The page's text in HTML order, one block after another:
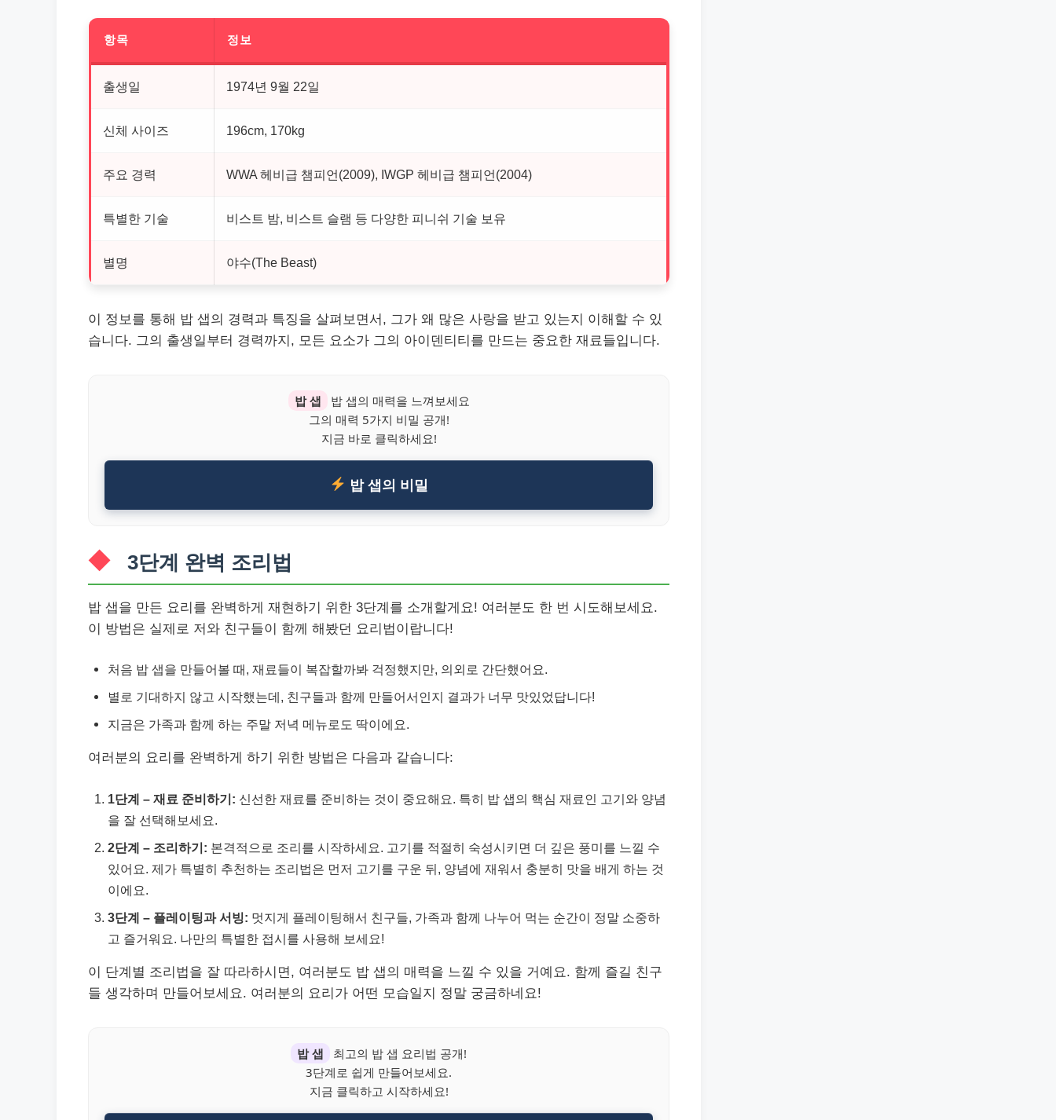
항목 정보
출생일 1974년 9월 22일
신체 사이즈 196cm, 170kg
주요 경력 WWA 헤비급 챔피언(2009), IWGP 헤비급 챔피언(2004)
특별한 기술 비스트 밤, 비스트 슬램 등 다양한 피니쉬 기술 보유
별명 야수(The Beast)
이 정보를 통해 밥 샙의 경력과 특징을 살펴보면서, 그가 왜 많은 사랑을 받고 있는지 이해할 수 있
습니다. 그의 출생일부터 경력까지, 모든 요소가 그의 아이덴티티를 만드는 중요한 재료들입니다.
밥 샙
밥 샙의 매력을 느껴보세요
그의 매력 5가지 비밀 공개!
지금 바로 클릭하세요!
밥 샙의 비밀
3단계 완벽 조리법
밥 샙을 만든 요리를 완벽하게 재현하기 위한 3단계를 소개할게요! 여러분도 한 번 시도해보세요.
이 방법은 실제로 저와 친구들이 함께 해봤던 요리법이랍니다!
처음 밥 샙을 만들어볼 때, 재료들이 복잡할까봐 걱정했지만, 의외로 간단했어요.
별로 기대하지 않고 시작했는데, 친구들과 함께 만들어서인지 결과가 너무 맛있었답니다!
지금은 가족과 함께 하는 주말 저녁 메뉴로도 딱이에요.
여러분의 요리를 완벽하게 하기 위한 방법은 다음과 같습니다:
1단계 – 재료 준비하기: 신선한 재료를 준비하는 것이 중요해요. 특히 밥 샙의 핵심 재료인 고기와 양념
을 잘 선택해보세요.
2단계 – 조리하기: 본격적으로 조리를 시작하세요. 고기를 적절히 숙성시키면 더 깊은 풍미를 느낄 수
있어요. 제가 특별히 추천하는 조리법은 먼저 고기를 구운 뒤, 양념에 재워서 충분히 맛을 배게 하는 것
이에요.
3단계 – 플레이팅과 서빙: 멋지게 플레이팅해서 친구들, 가족과 함께 나누어 먹는 순간이 정말 소중하
고 즐거워요. 나만의 특별한 접시를 사용해 보세요!
이 단계별 조리법을 잘 따라하시면, 여러분도 밥 샙의 매력을 느낄 수 있을 거예요. 함께 즐길 친구
들 생각하며 만들어보세요. 여러분의 요리가 어떤 모습일지 정말 궁금하네요!
밥 샙
최고의 밥 샙 요리법 공개!
3단계로 쉽게 만들어보세요.
지금 클릭하고 시작하세요!